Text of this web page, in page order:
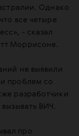
Однако
все четыре
- сказал
Моррисоне.
не выявили
проблем со
разработчики
ВИЧ.
про